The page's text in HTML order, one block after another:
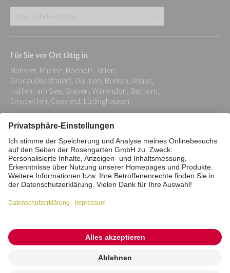
Adresse:
*
Für Sie vor Ort tätig in
Münster, Rheine, Bocholt, Ahlen,
Gronau(Westfalen), Dülmen, Borken, Ahaus,
Haltern am See, Greven, Warendorf, Beckum,
Emsdetten, Coesfeld, Lüdinghausen
Impressum Datenschutz
Stiftung
Interne Meldestelle
Zahlungsmittel
Barrierefreiheitserklärung
Vertrag widerrufen
© 2026 ROSENGARTEN-Tierbestattung